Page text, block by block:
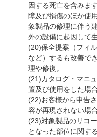
因する死亡を含みま
障及び損傷のほか使
象製品の修理に伴う
外の設備に起因して
(20)保全提案（フィ
など）するも改善で
理や修復。
(21)カタログ・マニ
置及び使用をした場合
(22)お客様から申告
容が再現されない場
(23)対象製品のリコ
となった部位に関す